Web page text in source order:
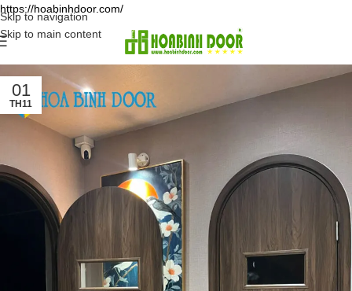
https://hoabinhdoor.com/
Skip to navigation
Skip to main content
01
TH11